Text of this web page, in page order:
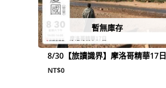
暫無庫存
8/30【旅讀識界】摩洛哥精華17日
NT$0